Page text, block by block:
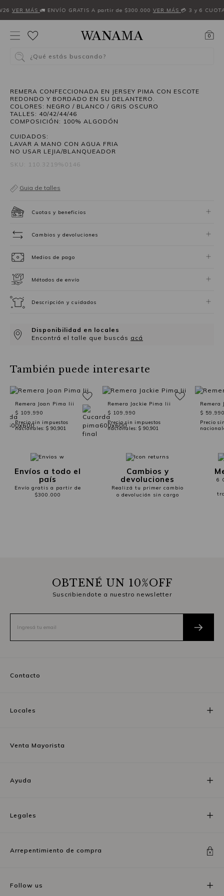
VER MÁS 🚛 ENVÍO GRATIS A partir de $300.000 VER MÁS 💳 3 y 6
0
¿Qué estás buscando?
REMERA CONFECCIONADA EN JERSEY PIMA CON ESCOTE
REDONDO Y BORDADO EN SU DELANTERO.
COLORES: NEGRO / BLANCO / GRIS OSCURO
TALLES: 40/42/44/46
COMPOSICIÓN: 100% ALGODÓN
CUIDADOS:
LAVAR A MANO CON AGUA FRIA
NO USAR LEJIA/BLANQUEADOR
SKU: 110.3219%0146
Guia de talles
Cuotas y beneficios
Cambios y devoluciones
Medios de pago
Métodos de envío
Descripción y cuidados
Disponibilidad en locales
Encontrá el talle que buscás acá
También puede interesarte
Remera Joan Pima Iii
$ 109,990
Precio sin impuestos
nacionales: $ 90,901
Remera Jackie Pima Iii
$ 109,990
Precio sin impuestos
nacionales: $ 90,901
Remera
$
Precio
Envíos a todo el
país
Envío gratis a partir de
$300.000
Cambios y
devoluciones
Realizá tu primer cambio
o devolución sin cargo
6
OBTENÉ UN 10%OFF
Suscribiendote a nuestro newsletter
Contacto
Locales
Venta Mayorista
Ayuda
Legales
Arrepentimiento de compra
Follow us